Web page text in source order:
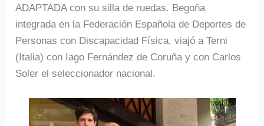
ADAPTADA con su silla de ruedas. Begoña
integrada en la Federación Española de Deportes de
Personas con Discapacidad Física, viajó a Terni
(Italia) con Iago Fernández de Coruña y con Carlos
Soler el seleccionador nacional.